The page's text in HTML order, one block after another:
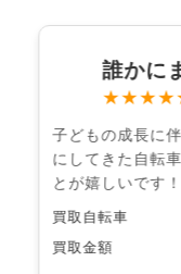
誰かに
子どもの成長に
にしてきた自転
とが嬉しいです！
買取自転車
買取金額